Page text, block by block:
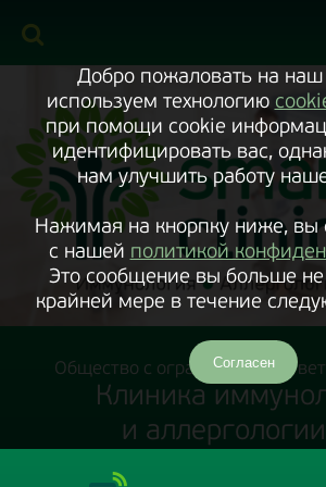
версию
сайта
Добро пожаловать на
используем технологию
при помощи cookie
идентифицировать вас,
нам улучшить работу
Нажимая на кнорпку ниже, вы
с нашей политикой
Это сообщение вы больше не
крайней мере в течение
Согласен
Общество с ограниченной
Клиника
и